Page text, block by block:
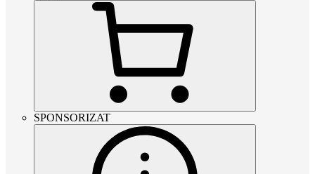
SPONSORIZAT